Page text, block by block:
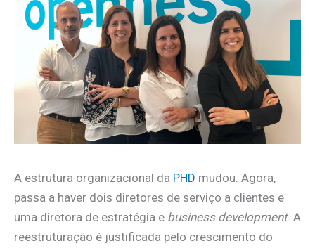
A estrutura organizacional da PHD mudou. Agora,
passa a haver dois diretores de serviço a clientes e
uma diretora de estratégia e business development. A
reestruturação é justificada pelo crescimento do